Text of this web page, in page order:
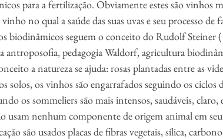
para a fertilização. Obviamente estes são vinhos
no qual a saúde das suas uvas e seu processo de
biodinâmicos seguem o conceito do Rudolf
antroposofia, pedagogia Waldorf, agricultura
a natureza se ajuda: rosas plantadas entre as
solos, os vinhos são engarrafados seguindo os ciclos
os sommeliers são mais intensos, saudáveis, claro,
usam nenhum componente de origem animal em
são usados placas de fibras vegetais, sílica,